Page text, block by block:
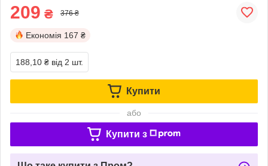
209 ₴ 376 ₴
Економія 167 ₴
188,10 ₴ від 2 шт.
Купити
або
Купити з